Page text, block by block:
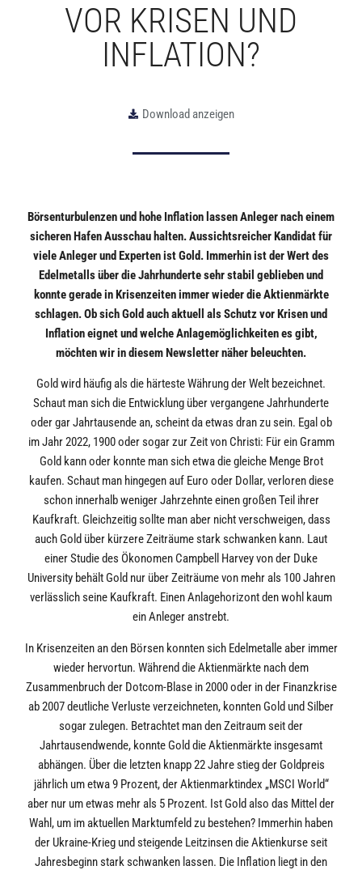
VOR KRISEN UND
INFLATION?
Download anzeigen
Börsenturbulenzen und hohe Inflation lassen Anleger nach einem
sicheren Hafen Ausschau halten. Aussichtsreicher Kandidat für
viele Anleger und Experten ist Gold. Immerhin ist der Wert des
Edelmetalls über die Jahrhunderte sehr stabil geblieben und
konnte gerade in Krisenzeiten immer wieder die Aktienmärkte
schlagen. Ob sich Gold auch aktuell als Schutz vor Krisen und
Inflation eignet und welche Anlagemöglichkeiten es gibt,
möchten wir in diesem Newsletter näher beleuchten.
Gold wird häufig als die härteste Währung der Welt bezeichnet.
Schaut man sich die Entwicklung über vergangene Jahrhunderte
oder gar Jahrtausende an, scheint da etwas dran zu sein. Egal ob
im Jahr 2022, 1900 oder sogar zur Zeit von Christi: Für ein Gramm
Gold kann oder konnte man sich etwa die gleiche Menge Brot
kaufen. Schaut man hingegen auf Euro oder Dollar, verloren diese
schon innerhalb weniger Jahrzehnte einen großen Teil ihrer
Kaufkraft. Gleichzeitig sollte man aber nicht verschweigen, dass
auch Gold über kürzere Zeiträume stark schwanken kann. Laut
einer Studie des Ökonomen Campbell Harvey von der Duke
University behält Gold nur über Zeiträume von mehr als 100 Jahren
verlässlich seine Kaufkraft. Einen Anlagehorizont den wohl kaum
ein Anleger anstrebt.
In Krisenzeiten an den Börsen konnten sich Edelmetalle aber immer
wieder hervortun. Während die Aktienmärkte nach dem
Zusammenbruch der Dotcom-Blase in 2000 oder in der Finanzkrise
ab 2007 deutliche Verluste verzeichneten, konnten Gold und Silber
sogar zulegen. Betrachtet man den Zeitraum seit der
Jahrtausendwende, konnte Gold die Aktienmärkte insgesamt
abhängen. Über die letzten knapp 22 Jahre stieg der Goldpreis
jährlich um etwa 9 Prozent, der Aktienmarktindex „MSCI World“
aber nur um etwas mehr als 5 Prozent. Ist Gold also das Mittel der
Wahl, um im aktuellen Marktumfeld zu bestehen? Immerhin haben
der Ukraine-Krieg und steigende Leitzinsen die Aktienkurse seit
Jahresbeginn stark schwanken lassen. Die Inflation liegt in den